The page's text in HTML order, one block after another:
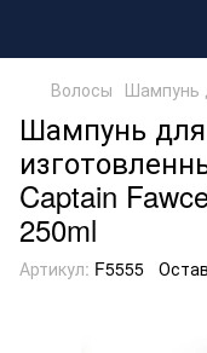
Волосы Шампунь
Шампунь
Captain
250ml
Артикул: F5555